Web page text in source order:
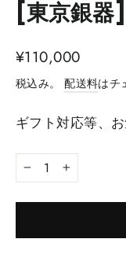
[東京銀器
¥110,000
税込み。配送料はチ
ギフト対応等、
− +